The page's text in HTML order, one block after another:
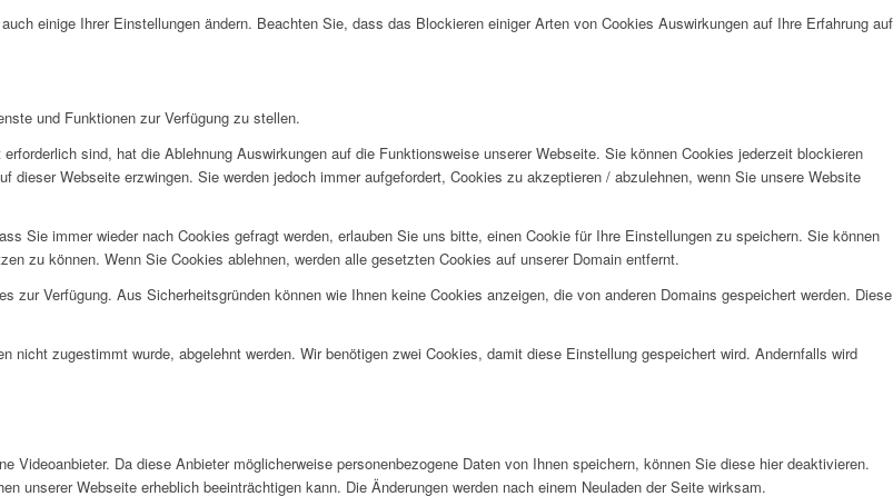
einige Ihrer Einstellungen ändern. Beachten Sie, dass das Blockieren einiger Arten von Cookies Auswirkungen auf Ihre Erfahrung auf
und Funktionen zur Verfügung zu stellen.
sind, hat die Ablehnung Auswirkungen auf die Funktionsweise unserer Webseite. Sie können Cookies jederzeit blockieren
Webseite erzwingen. Sie werden jedoch immer aufgefordert, Cookies zu akzeptieren / abzulehnen, wenn Sie unsere Website
Sie immer wieder nach Cookies gefragt werden, erlauben Sie uns bitte, einen Cookie für Ihre Einstellungen zu speichern. Sie können
zu können. Wenn Sie Cookies ablehnen, werden alle gesetzten Cookies auf unserer Domain entfernt.
Verfügung. Aus Sicherheitsgründen können wie Ihnen keine Cookies anzeigen, die von anderen Domains gespeichert werden. Diese
zugestimmt wurde, abgelehnt werden. Wir benötigen zwei Cookies, damit diese Einstellung gespeichert wird. Andernfalls wird
Da diese Anbieter möglicherweise personenbezogene Daten von Ihnen speichern, können Sie diese hier deaktivieren.
unserer Webseite erheblich beeinträchtigen kann. Die Änderungen werden nach einem Neuladen der Seite wirksam.